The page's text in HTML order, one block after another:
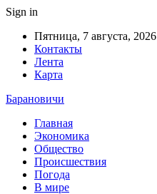
Sign in
Пятница, 7 августа, 2026
Контакты
Лента
Карта
Барановичи
Главная
Экономика
Общество
Происшествия
Погода
В мире